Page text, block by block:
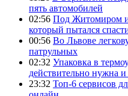
пять автомобилей
02:56 Под Житомиром
который пытался
00:56 Во Львове
патрульных
02:32 Упаковка в
действительно нужна и
23:32 Топ-6 сервисов